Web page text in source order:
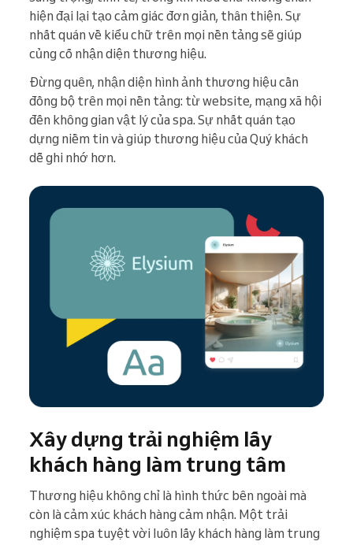
hiện đại lại tạo cảm giác đơn giản, thân thiện. Sự
nhất quán về kiểu chữ trên mọi nền tảng sẽ giúp
củng cố nhận diện thương hiệu.
Đừng quên, nhận diện hình ảnh thương hiệu cần
đồng bộ trên mọi nền tảng: từ website, mạng xã hội
đến không gian vật lý của spa. Sự nhất quán tạo
dựng niềm tin và giúp thương hiệu của Quý khách
dễ ghi nhớ hơn.
Xây dựng trải nghiệm lấy
khách hàng làm trung tâm
Thương hiệu không chỉ là hình thức bên ngoài mà
còn là cảm xúc khách hàng cảm nhận. Một trải
nghiệm spa tuyệt vời luôn lấy khách hàng làm trung